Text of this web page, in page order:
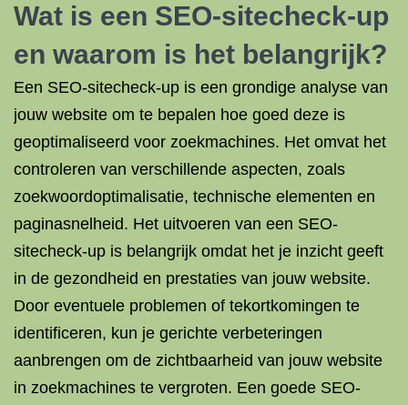
Wat is een SEO-sitecheck-up
en waarom is het belangrijk?
Een SEO-sitecheck-up is een grondige analyse van
jouw website om te bepalen hoe goed deze is
geoptimaliseerd voor zoekmachines. Het omvat het
controleren van verschillende aspecten, zoals
zoekwoordoptimalisatie, technische elementen en
paginasnelheid. Het uitvoeren van een SEO-
sitecheck-up is belangrijk omdat het je inzicht geeft
in de gezondheid en prestaties van jouw website.
Door eventuele problemen of tekortkomingen te
identificeren, kun je gerichte verbeteringen
aanbrengen om de zichtbaarheid van jouw website
in zoekmachines te vergroten. Een goede SEO-